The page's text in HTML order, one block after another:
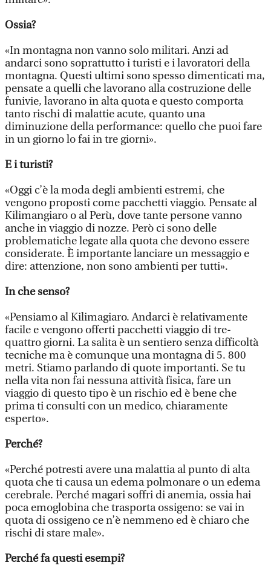
Ossia?
«In montagna non vanno solo militari. Anzi ad
andarci sono soprattutto i turisti e i lavoratori della
montagna. Questi ultimi sono spesso dimenticati ma,
pensate a quelli che lavorano alla costruzione delle
funivie, lavorano in alta quota e questo comporta
tanto rischi di malattie acute, quanto una
diminuzione della performance: quello che puoi fare
in un giorno lo fai in tre giorni».
E i turisti?
«Oggi c’è la moda degli ambienti estremi, che
vengono proposti come pacchetti viaggio. Pensate al
Kilimangiaro o al Perù, dove tante persone vanno
anche in viaggio di nozze. Però ci sono delle
problematiche legate alla quota che devono essere
considerate. È importante lanciare un messaggio e
dire: attenzione, non sono ambienti per tutti».
In che senso?
«Pensiamo al Kilimagiaro. Andarci è relativamente
facile e vengono offerti pacchetti viaggio di tre-
quattro giorni. La salita è un sentiero senza difficoltà
tecniche ma è comunque una montagna di 5. 800
metri. Stiamo parlando di quote importanti. Se tu
nella vita non fai nessuna attività fisica, fare un
viaggio di questo tipo è un rischio ed è bene che
prima ti consulti con un medico, chiaramente
esperto».
Perché?
«Perché potresti avere una malattia al punto di alta
quota che ti causa un edema polmonare o un edema
cerebrale. Perché magari soffri di anemia, ossia hai
poca emoglobina che trasporta ossigeno: se vai in
quota di ossigeno ce n’è nemmeno ed è chiaro che
rischi di stare male».
Perché fa questi esempi?